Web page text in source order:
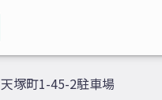
天塚町1-45-2駐車場